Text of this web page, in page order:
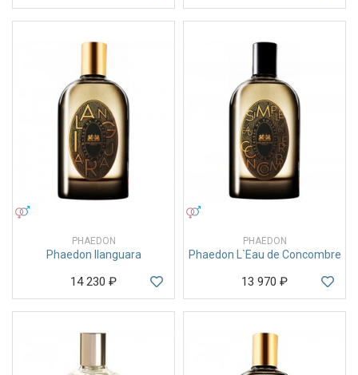
PHAEDON
Phaedon Ilanguara
14 230 ₽
PHAEDON
Phaedon L`Eau de Concombre
13 970 ₽